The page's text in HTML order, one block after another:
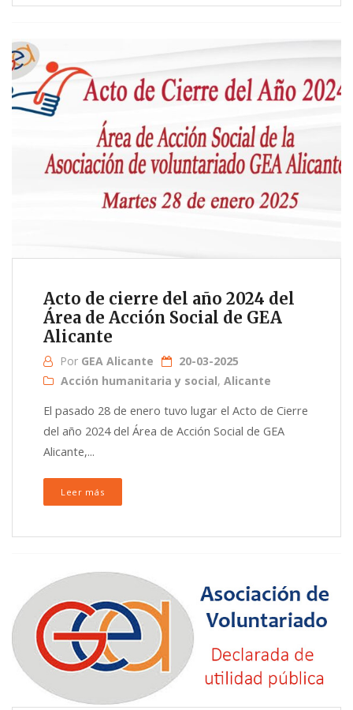
Acto de cierre del año 2024 del
Área de Acción Social de GEA
Alicante
Por GEA Alicante
20-03-2025
Acción humanitaria y social, Alicante
El pasado 28 de enero tuvo lugar el Acto de Cierre
del año 2024 del Área de Acción Social de GEA
Alicante,...
Leer más